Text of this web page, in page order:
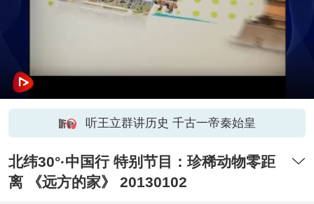
听王立群讲历史 千古一帝秦始皇
北纬30°·中国行 特别节目：珍稀动物零距
离 《远方的家》 20130102